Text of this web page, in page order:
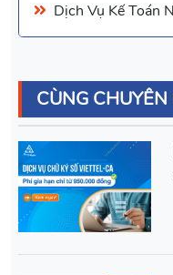
Dịch Vụ Kế Toán
CÙNG